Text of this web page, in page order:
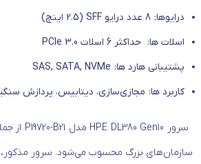
درایوها: 8 عدد درایو SFF (2.5 اینچ)
اسلات ها: حداکثر 6 اسلات PCIe 3.0
پشتیبانی هارد ها: SAS, SATA, NVMe
کاربرد ها: مجازی‌سازی، دیتابیس، پردازش
سرور HPE DL380 Gen10 مدل P19720-B21 از جمله پرچم‌داران سرورهای رک‌مونت (Rackmount)
سازمان‌های بزرگ محسوب می‌شود. سرور مذکور،